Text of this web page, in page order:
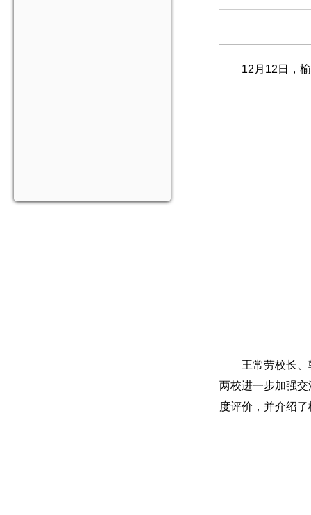
12月12日，
王常劳校长
两校进一步加强
度评价，并介绍